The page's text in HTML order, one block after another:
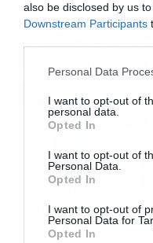
also be disclosed by us
Downstream Participants
Please note that this
not limited to your visit or
grant or deny consent to
use your data for below
consent section.
Personal Data
I want to opt-out of
personal data.
Opted In
I want to opt-out of
Personal Data.
Opted In
I want to opt-out of
Personal Data for
Opted In